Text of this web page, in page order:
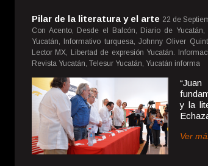
Pilar de la literatura y el arte 22 de
Con Acento, Desde el Balcón, Diario de
Yucatán, Informativo turquesa, Johnny Oliver
Lector MX, Libertad de expresión Yucatán.
Revista Yucatán, Telesur Yucatán, Yucatán informa
y la
Ver